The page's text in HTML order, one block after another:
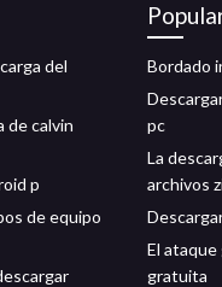
del
de calvin
p
de equipo
Bordado
pc
La
archivos
El ataque
gratuita